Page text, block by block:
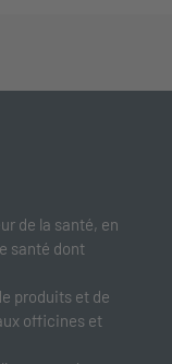
de la santé, en
santé dont
produits et de
officines et